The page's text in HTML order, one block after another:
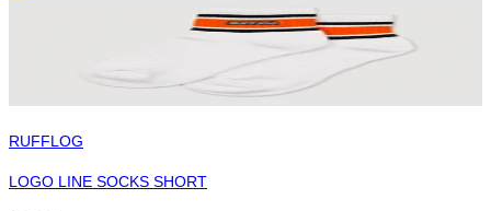
RUFFLOG
LOGO LINE SOCKS SHORT